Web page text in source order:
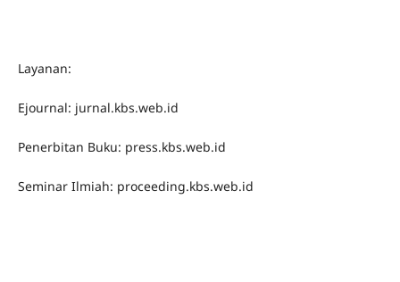
Layanan:
Ejournal: jurnal.kbs.web.id
Penerbitan Buku: press.kbs.web.id
Seminar Ilmiah: proceeding.kbs.web.id